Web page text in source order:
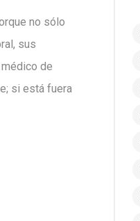
no sólo
sus
de
si está fuera